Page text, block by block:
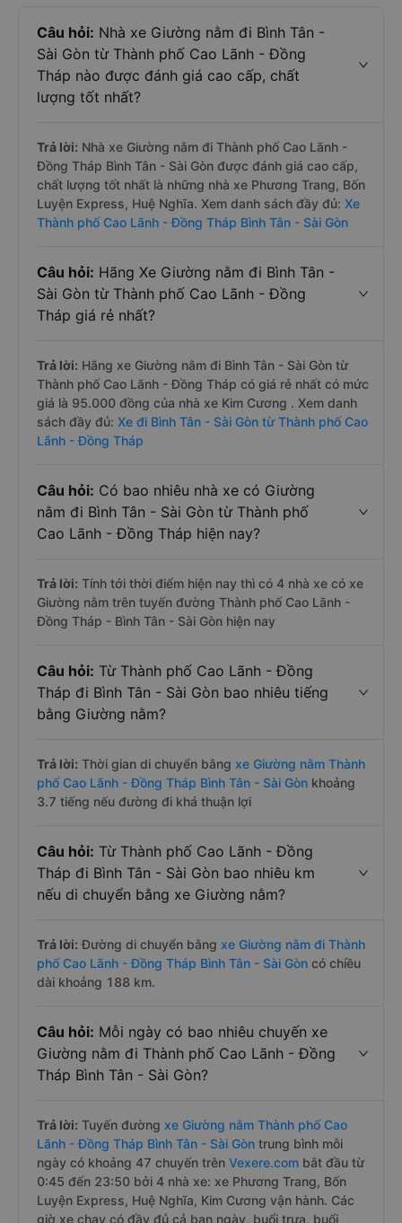
Câu hỏi: Nhà xe Giường nằm đi Bình Tân -
Sài Gòn từ Thành phố Cao Lãnh - Đồng
Tháp nào được đánh giá cao cấp, chất
lượng tốt nhất?
Trả lời: Nhà xe Giường nằm đi Thành phố Cao Lãnh -
Đồng Tháp Bình Tân - Sài Gòn được đánh giá cao cấp,
chất lượng tốt nhất là những nhà xe Phương Trang, Bốn
Luyện Express, Huệ Nghĩa. Xem danh sách đầy đủ: Xe
Thành phố Cao Lãnh - Đồng Tháp Bình Tân - Sài Gòn
Câu hỏi: Hãng Xe Giường nằm đi Bình Tân -
Sài Gòn từ Thành phố Cao Lãnh - Đồng
Tháp giá rẻ nhất?
Trả lời: Hãng xe Giường nằm đi Bình Tân - Sài Gòn từ
Thành phố Cao Lãnh - Đồng Tháp có giá rẻ nhất có mức
giá là 95.000 đồng của nhà xe Kim Cương . Xem danh
sách đầy đủ: Xe đi Bình Tân - Sài Gòn từ Thành phố Cao
Lãnh - Đồng Tháp
Câu hỏi: Có bao nhiêu nhà xe có Giường
nằm đi Bình Tân - Sài Gòn từ Thành phố
Cao Lãnh - Đồng Tháp hiện nay?
Trả lời: Tính tới thời điểm hiện nay thì có 4 nhà xe có xe
Giường nằm trên tuyến đường Thành phố Cao Lãnh -
Đồng Tháp - Bình Tân - Sài Gòn hiện nay
Câu hỏi: Từ Thành phố Cao Lãnh - Đồng
Tháp đi Bình Tân - Sài Gòn bao nhiêu tiếng
bằng Giường nằm?
Trả lời: Thời gian di chuyển bằng xe Giường nằm Thành
phố Cao Lãnh - Đồng Tháp Bình Tân - Sài Gòn khoảng
3.7 tiếng nếu đường đi khá thuận lợi
Câu hỏi: Từ Thành phố Cao Lãnh - Đồng
Tháp đi Bình Tân - Sài Gòn bao nhiêu km
nếu di chuyển bằng xe Giường nằm?
Trả lời: Đường di chuyển bằng xe Giường nằm đi Thành
phố Cao Lãnh - Đồng Tháp Bình Tân - Sài Gòn có chiều
dài khoảng 188 km.
Câu hỏi: Mỗi ngày có bao nhiêu chuyến xe
Giường nằm đi Thành phố Cao Lãnh - Đồng
Tháp Bình Tân - Sài Gòn?
Trả lời: Tuyến đường xe Giường nằm Thành phố Cao
Lãnh - Đồng Tháp Bình Tân - Sài Gòn trung bình mỗi
ngày có khoảng 47 chuyến trên Vexere.com bắt đầu từ
0:45 đến 23:50 bởi 4 nhà xe: xe Phương Trang, Bốn
Luyện Express, Huệ Nghĩa, Kim Cương vận hành. Các
giờ xe chạy có đầy đủ cả ban ngày, buổi trưa, buổi